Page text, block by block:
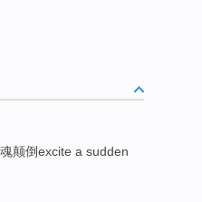
颠倒excite a sudden